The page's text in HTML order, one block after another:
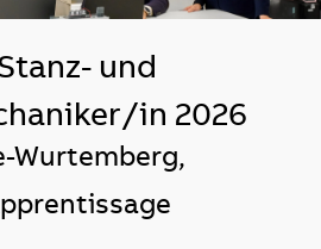
und
in 2026
Wurtemberg,